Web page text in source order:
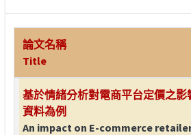
論文名稱
Title
基於情緒分析對電商平台定價之
資料為例
An impact on E-commerce